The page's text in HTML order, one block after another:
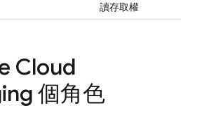
讀存取權
Cloud
個角色